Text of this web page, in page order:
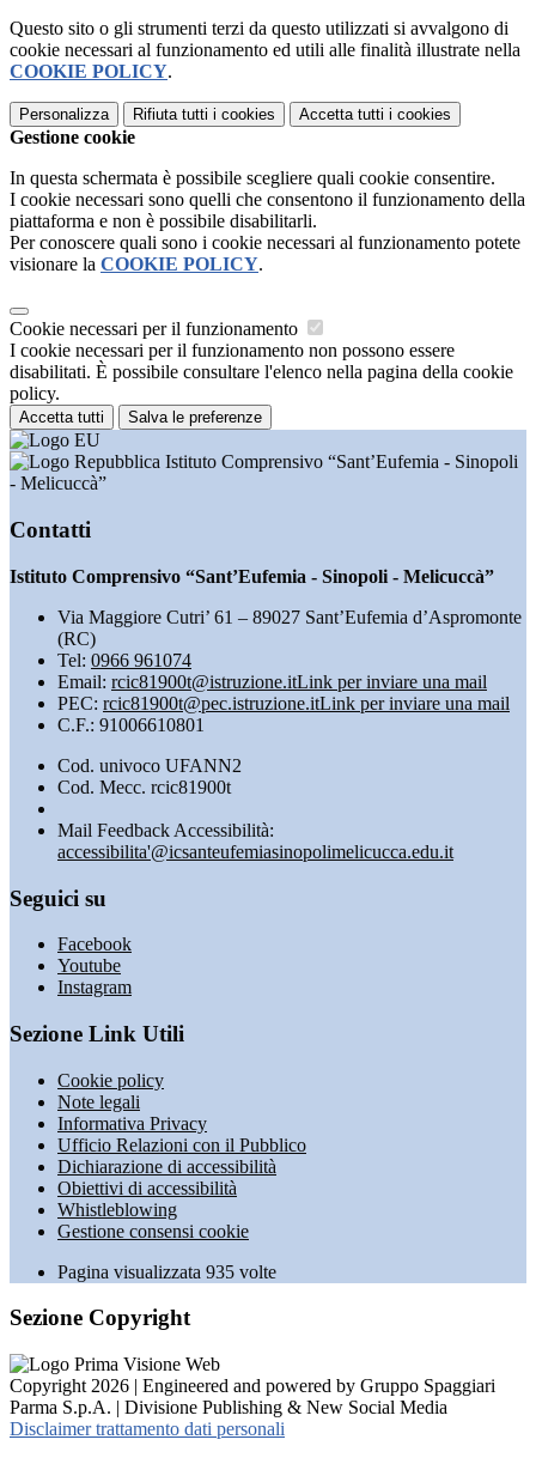
Questo sito o gli strumenti terzi da questo utilizzati si avvalgono di
cookie necessari al funzionamento ed utili alle finalità illustrate nella
COOKIE POLICY.
Personalizza Rifiuta tutti i cookies Accetta tutti i cookies
Gestione cookie
In questa schermata è possibile scegliere quali cookie consentire.
I cookie necessari sono quelli che consentono il funzionamento della
piattaforma e non è possibile disabilitarli.
Per conoscere quali sono i cookie necessari al funzionamento potete
visionare la COOKIE POLICY.
Cookie necessari per il funzionamento
I cookie necessari per il funzionamento non possono essere
disabilitati. È possibile consultare l'elenco nella pagina della cookie
policy.
Accetta tutti Salva le preferenze
Istituto Comprensivo “Sant’Eufemia - Sinopoli
- Melicuccà”
Contatti
Istituto Comprensivo “Sant’Eufemia - Sinopoli - Melicuccà”
Via Maggiore Cutri’ 61 – 89027 Sant’Eufemia d’Aspromonte
(RC)
Tel: 0966 961074
Email: rcic81900t@istruzione.itLink per inviare una mail
PEC: rcic81900t@pec.istruzione.itLink per inviare una mail
C.F.: 91006610801
Cod. univoco UFANN2
Cod. Mecc. rcic81900t
Mail Feedback Accessibilità:
accessibilita'@icsanteufemiasinopolimelicucca.edu.it
Seguici su
Facebook
Youtube
Instagram
Sezione Link Utili
Cookie policy
Note legali
Informativa Privacy
Ufficio Relazioni con il Pubblico
Dichiarazione di accessibilità
Obiettivi di accessibilità
Whistleblowing
Gestione consensi cookie
Pagina visualizzata 935 volte
Sezione Copyright
Copyright 2026 | Engineered and powered by Gruppo Spaggiari
Parma S.p.A. | Divisione Publishing & New Social Media
Disclaimer trattamento dati personali